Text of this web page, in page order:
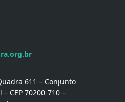
611 – Conjunto
– CEP 70200-710 –